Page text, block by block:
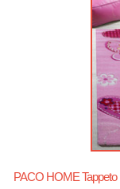
PACO HOME Tappeto